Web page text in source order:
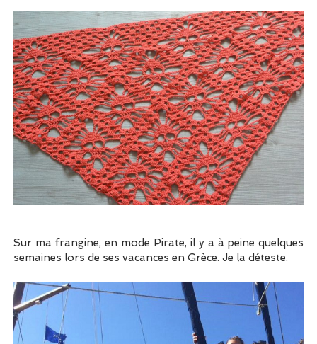
Sur ma frangine, en mode Pirate, il y a à peine quelques
semaines lors de ses vacances en Grèce. Je la déteste.